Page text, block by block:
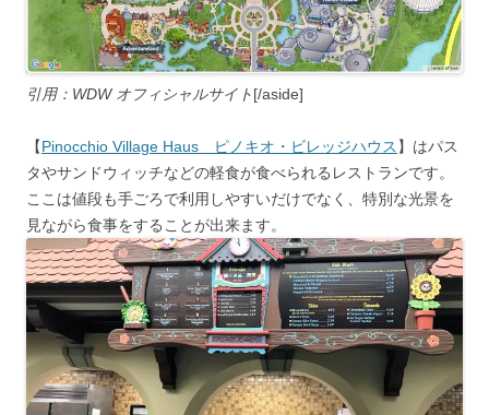
引用：WDW オフィシャルサイト[/aside]
【Pinocchio Village Haus ピノキオ・ビレッジハウス 】はパス
タやサンドウィッチなどの軽食が食べられるレストランです。
ここは値段も手ごろで利用しやすいだけでなく、特別な光景を
見ながら食事をすることが出来ます。